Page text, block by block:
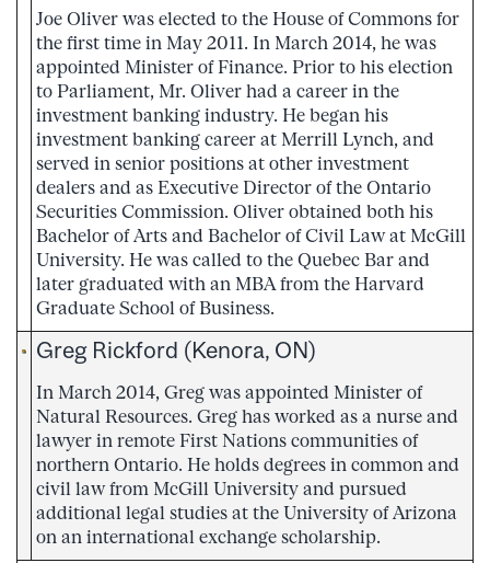
Joe Oliver was elected to the House of Commons for
the first time in May 2011. In March 2014, he was
appointed Minister of Finance. Prior to his election
to Parliament, Mr. Oliver had a career in the
investment banking industry. He began his
investment banking career at Merrill Lynch, and
served in senior positions at other investment
dealers and as Executive Director of the Ontario
Securities Commission. Oliver obtained both his
Bachelor of Arts and Bachelor of Civil Law at McGill
University. He was called to the Quebec Bar and
later graduated with an MBA from the Harvard
Graduate School of Business.
Greg Rickford (Kenora, ON)
In March 2014, Greg was appointed Minister of
Natural Resources. Greg has worked as a nurse and
lawyer in remote First Nations communities of
northern Ontario. He holds degrees in common and
civil law from McGill University and pursued
additional legal studies at the University of Arizona
on an international exchange scholarship.